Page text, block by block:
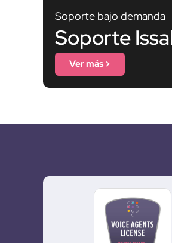
Soporte bajo demanda
Soporte
Ver más >